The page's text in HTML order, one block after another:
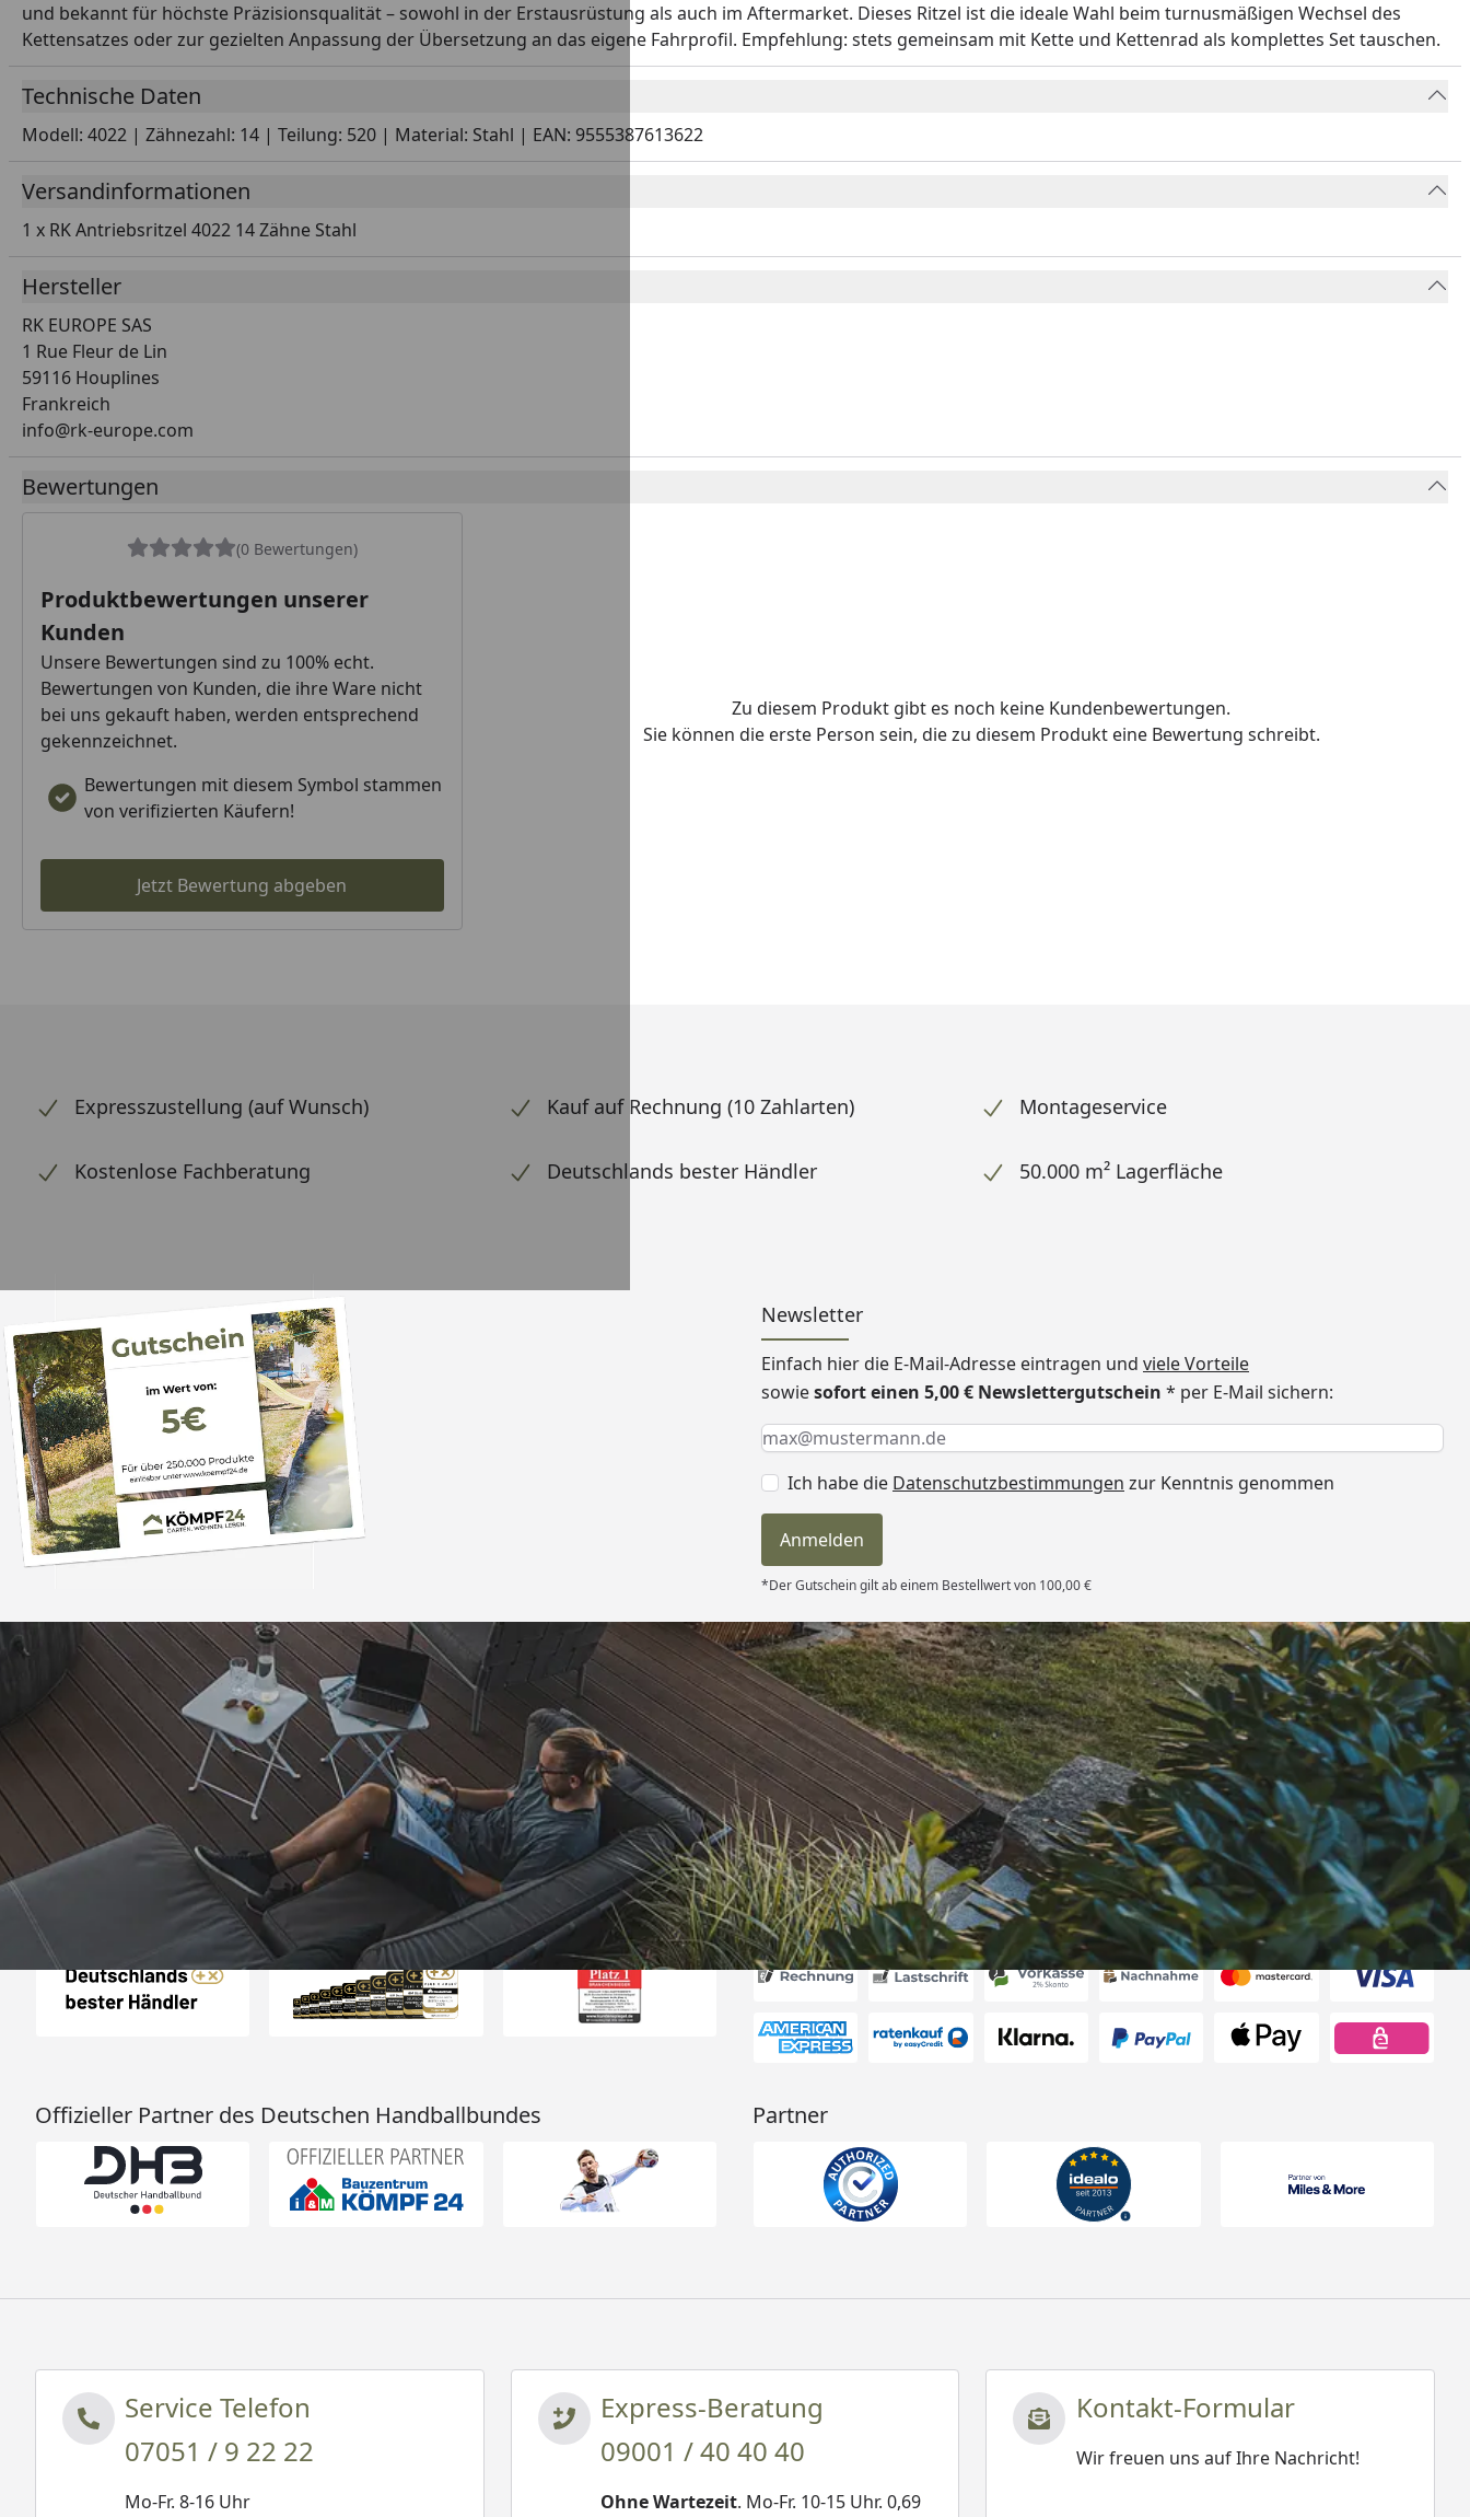
und bekannt für höchste Präzisionsqualität – sowohl in der Erstausrüstung als auch im Aftermarket. Dieses Ritzel ist die ideale Wahl beim turnusmäßigen Wechsel des
Kettensatzes oder zur gezielten Anpassung der Übersetzung an das eigene Fahrprofil. Empfehlung: stets gemeinsam mit Kette und Kettenrad als komplettes Set tauschen.
Technische Daten
Modell: 4022 | Zähnezahl: 14 | Teilung: 520 | Material: Stahl | EAN: 9555387613622
Versandinformationen
1 x RK Antriebsritzel 4022 14 Zähne Stahl
Hersteller
RK EUROPE SAS
1 Rue Fleur de Lin
59116 Houplines
Frankreich
info@rk-europe.com
Bewertungen
(0 Bewertungen)
Produktbewertungen unserer
Kunden
Unsere Bewertungen sind zu 100% echt.
Bewertungen von Kunden, die ihre Ware nicht
bei uns gekauft haben, werden entsprechend
gekennzeichnet.
Bewertungen mit diesem Symbol stammen
von verifizierten Käufern!
Jetzt Bewertung abgeben
Zu diesem Produkt gibt es noch keine Kundenbewertungen.
Sie können die erste Person sein, die zu diesem Produkt eine Bewertung schreibt.
Expresszustellung (auf Wunsch) Kauf auf Rechnung (10 Zahlarten) Montageservice
Kostenlose Fachberatung Deutschlands bester Händler 50.000 m² Lagerfläche
Newsletter
Einfach hier die E-Mail-Adresse eintragen und viele Vorteile
sowiesofort einen 5,00 € Newslettergutschein * per E-Mail sichern:
Keine Eingabe erforderlich
Eingabe erforderlich
E-Mail *
Ich habe die Datenschutzbestimmungen zur Kenntnis genommen
Anmelden
*Der Gutschein gilt ab einem Bestellwert von 100,00 €
Trusted Shops
4,81/ 5
25.965 Bewertungen
„Besonders gut gefallen hat mir :
1. Die schnelle Lieferung 2. Kauf
auf Rechnung 3. Gutes Produkt zu
einem günstigen Preis Ich bin mit
der Kaufabwicklung sehr
zufrieden. Vielen Dank!“
08.08.2026
Versand
Auszeichnungen Akzeptierte Zahlungsarten
Offizieller Partner des Deutschen Handballbundes Partner
Service Telefon
07051 / 9 22 22
Mo-Fr. 8-16 Uhr
Express-Beratung
09001 / 40 40 40
Ohne Wartezeit. Mo-Fr. 10-15 Uhr. 0,69
Kontakt-Formular
Wir freuen uns auf Ihre Nachricht!